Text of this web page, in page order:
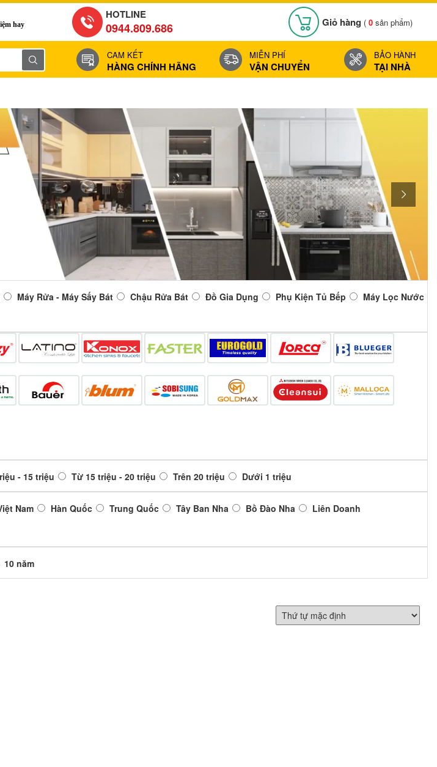
hay
HOTLINE
0944.809.686 Giỏ hàng ( 0 sản phẩm)
CAM KẾT
HÀNG CHÍNH HÃNG
MIỄN PHÍ
VẬN CHUYỂN
BẢO HÀNH
TẠI NHÀ
Máy Rửa - Máy Sấy Bát Chậu Rửa Bát Đồ Gia Dụng Phụ Kiện Tủ Bếp
Máy Lọc Nước
- 15 triệu Từ 15 triệu - 20 triệu Trên 20 triệu Dưới 1 triệu
Nam Hàn Quốc Trung Quốc Tây Ban Nha Bồ Đào Nha
Liên Doanh
10 năm